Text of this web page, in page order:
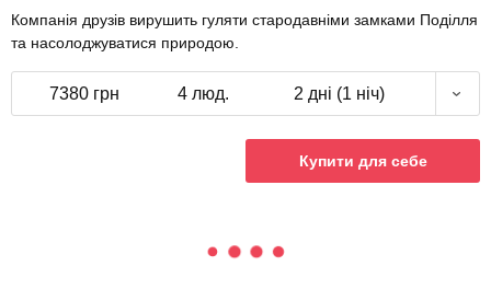
Компанія друзів вирушить гуляти стародавніми замками Поділля
та насолоджуватися природою.
7380 грн 4 люд. 2 дні (1 ніч)
Купити для себе